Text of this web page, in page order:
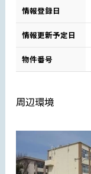
情報登録日
情報更新予定日
物件番号
周辺環境